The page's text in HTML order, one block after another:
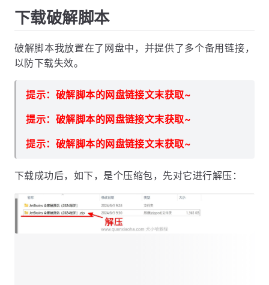
下载破解脚本
破解脚本我放置在了网盘中，并提供了多个备用链接，
以防下载失效。
提示：破解脚本的网盘链接文末获取~
提示：破解脚本的网盘链接文末获取~
提示：破解脚本的网盘链接文末获取~
下载成功后，如下，是个压缩包，先对它进行解压：